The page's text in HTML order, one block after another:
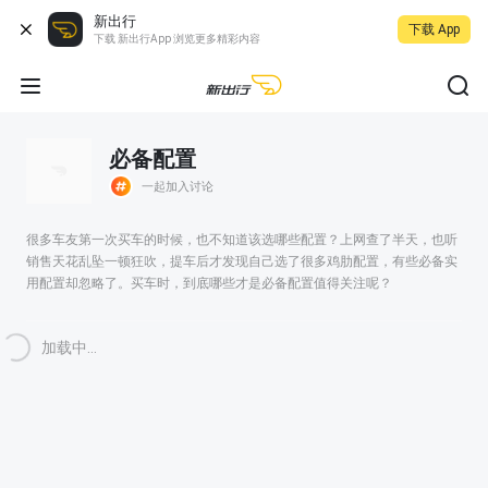
新出行
下载 新出行App 浏览更多精彩内容
下载 App
必备配置
一起加入讨论
很多车友第一次买车的时候，也不知道该选哪些配置？上网查了半天，也听
销售天花乱坠一顿狂吹，提车后才发现自己选了很多鸡肋配置，有些必备实
用配置却忽略了。买车时，到底哪些才是必备配置值得关注呢？
加载中...